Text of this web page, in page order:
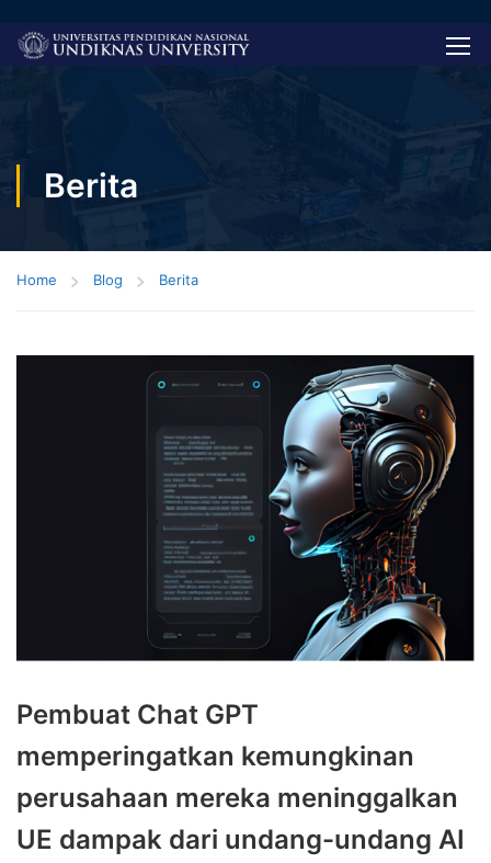
Berita
Home Blog Berita
Pembuat Chat GPT
memperingatkan kemungkinan
perusahaan mereka meninggalkan
UE dampak dari undang-undang AI